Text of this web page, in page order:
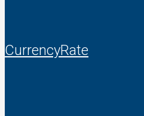
CurrencyRate